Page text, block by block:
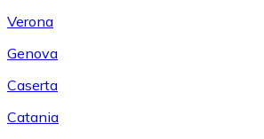
Verona
Genova
Caserta
Catania